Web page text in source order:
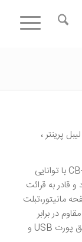
پرینتر ،
اسکنر بارکد خوان نوری مارک CBON مدل CB-H100 با توانایی
قادر به قرائت
مانیتور،تبلت
در برابر
شوک و یا سقوط از فاصله 5/1 متری ارتباط از طریق پورت USB و